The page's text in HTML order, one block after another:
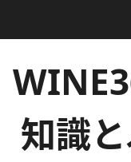
知識